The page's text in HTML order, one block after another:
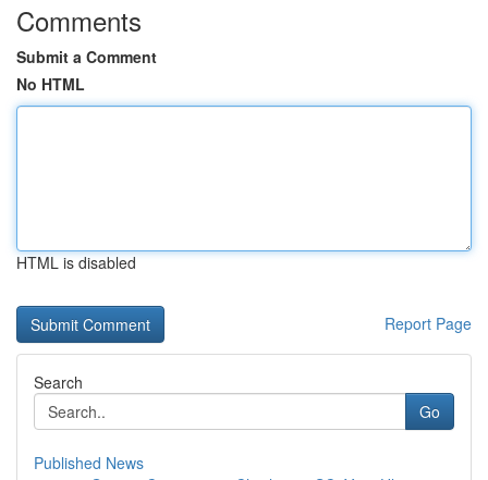
Comments
Submit a Comment
No HTML
HTML is disabled
Report Page
Search
Go
Published News